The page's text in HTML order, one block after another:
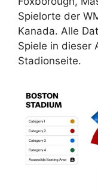
Spielorte der
Kanada. Alle
Spiele in dieser
Stadionseite.